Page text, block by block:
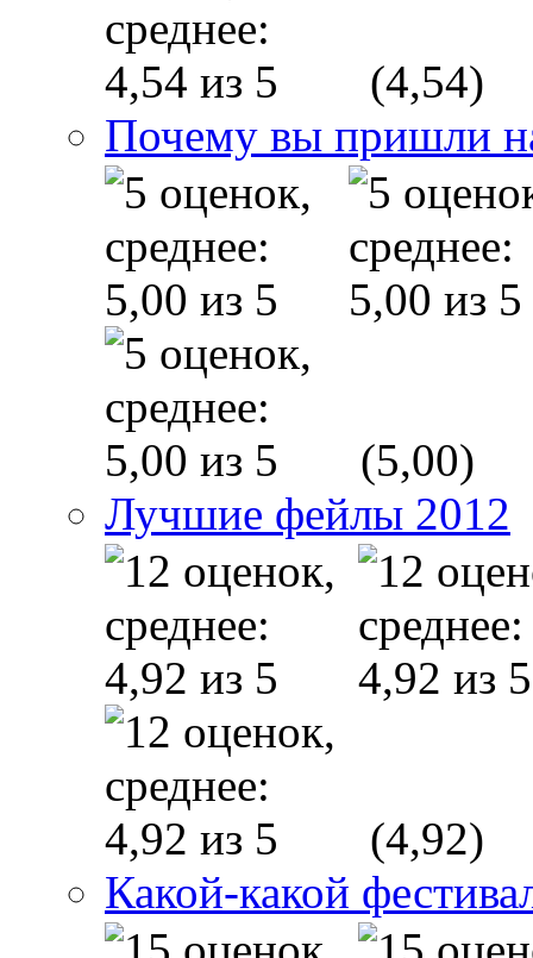
(4,54)
Почему вы пришли
(5,00)
Лучшие фейлы 2012
(4,92)
Какой-какой